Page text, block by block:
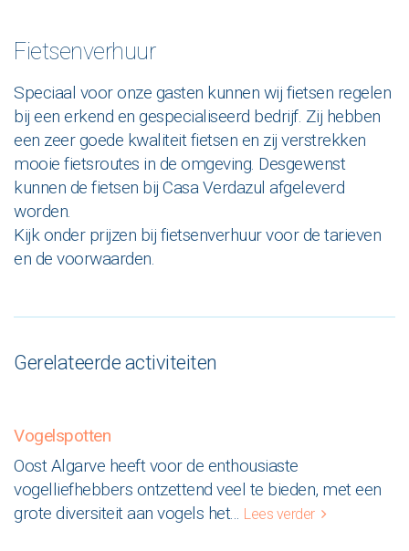
Fietsenverhuur
Speciaal voor onze gasten kunnen wij fietsen regelen
bij een erkend en gespecialiseerd bedrijf. Zij hebben
een zeer goede kwaliteit fietsen en zij verstrekken
mooie fietsroutes in de omgeving. Desgewenst
kunnen de fietsen bij Casa Verdazul afgeleverd
worden.
Kijk onder prijzen bij fietsenverhuur voor de tarieven
en de voorwaarden.
Gerelateerde activiteiten
Vogelspotten
Oost Algarve heeft voor de enthousiaste
vogelliefhebbers ontzettend veel te bieden, met een
grote diversiteit aan vogels het
Lees verder